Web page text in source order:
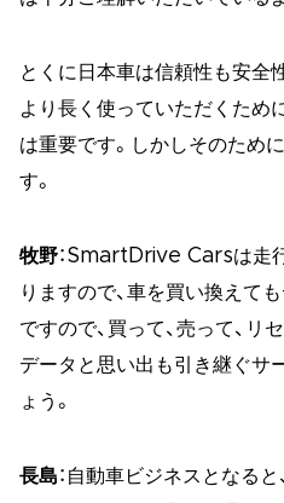
とくに日本車は信頼性も安全
より長く使っていただくため
は重要です。しかしそのため
す。
牧野：SmartDrive Carsは走
りますので、車を買い換えて
ですので、買って、売って、リ
データと思い出も引き継ぐサ
ょう。
長島：自動車ビジネスとなる